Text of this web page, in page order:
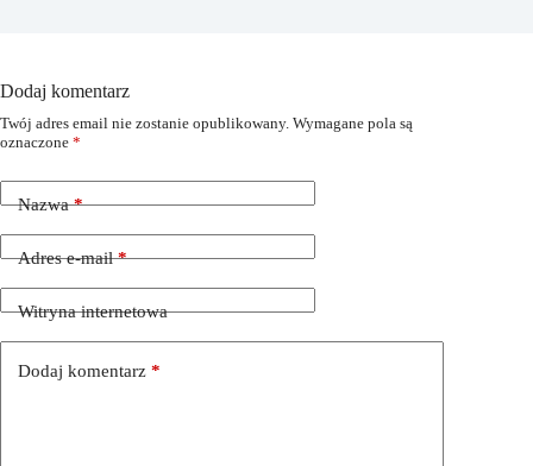
Dodaj komentarz
Twój adres email nie zostanie opublikowany. Wymagane pola są
oznaczone *
Nazwa*
Adres e-mail*
Witryna internetowa
Dodaj komentarz *